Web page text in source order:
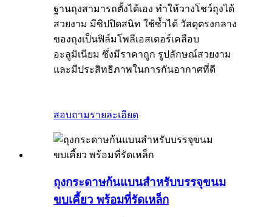
ฐานถุงสามารถตั้งได้เอง ทำให้วางโชว์ถุงได้
สวยงาม มีซิปปิดสนิท ใช้ซ้ำได้ วัสดุตรงกลาง
ของถุงเป็นฟิล์มโพลีเอสเตอร์เคลือบ
อะลูมิเนียม ซึ่งมีราคาถูก รูปลักษณ์สวยงาม
และมีประสิทธิภาพในการกันอากาศที่ดี
สอบถามรายละเอียด
ถุงกระดาษก้นแบนสำหรับบรรจุขนม
ขบเคี้ยว พร้อมที่รัดเหล็ก